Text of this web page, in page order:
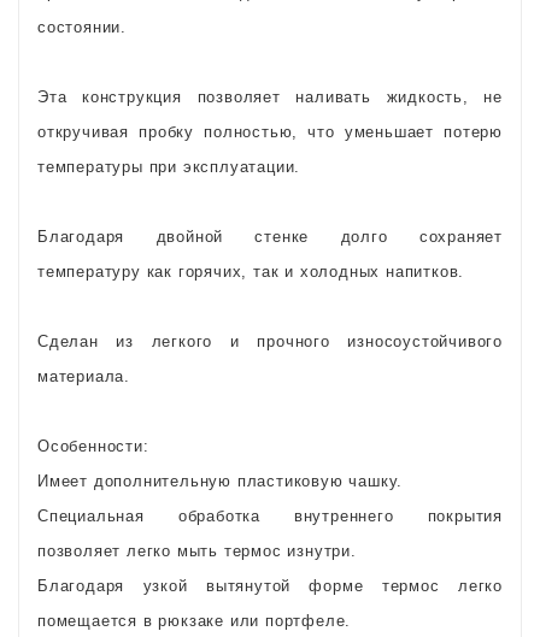
состоянии.
Эта конструкция позволяет наливать жидкость, не
откручивая пробку полностью, что уменьшает потерю
температуры при эксплуатации.
Благодаря двойной стенке долго сохраняет
температуру как горячих, так и холодных напитков.
Сделан из легкого и прочного износоустойчивого
материала.
Особенности:
Имеет дополнительную пластиковую чашку.
Специальная обработка внутреннего покрытия
позволяет легко мыть термос изнутри.
Благодаря узкой вытянутой форме термос легко
помещается в рюкзаке или портфеле.